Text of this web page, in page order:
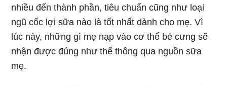
nhiều đến thành phần, tiêu chuẩn cũng như loại
ngũ cốc lợi sữa nào là tốt nhất dành cho mẹ. Vì
lúc này, những gì mẹ nạp vào cơ thể bé cưng sẽ
nhận được đúng như thế thông qua nguồn sữa
mẹ.